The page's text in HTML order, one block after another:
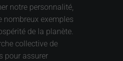
notre personnalité,
nombreux exemples
de la planète.
collective de
pour assurer